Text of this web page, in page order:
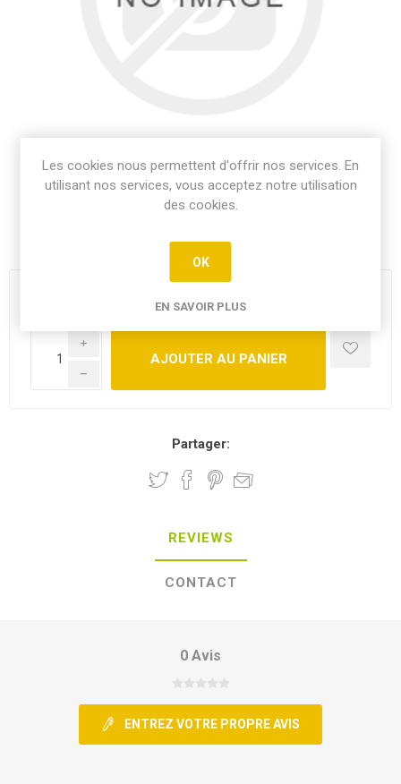
28,90€
i
h
Partager:
REVIEWS
CONTACT
0 Avis
ENTREZ VOTRE PROPRE AVIS
Les cookies nous permettent d'offrir nos services. En
utilisant nos services, vous acceptez notre utilisation
des cookies.
OK
EN SAVOIR PLUS